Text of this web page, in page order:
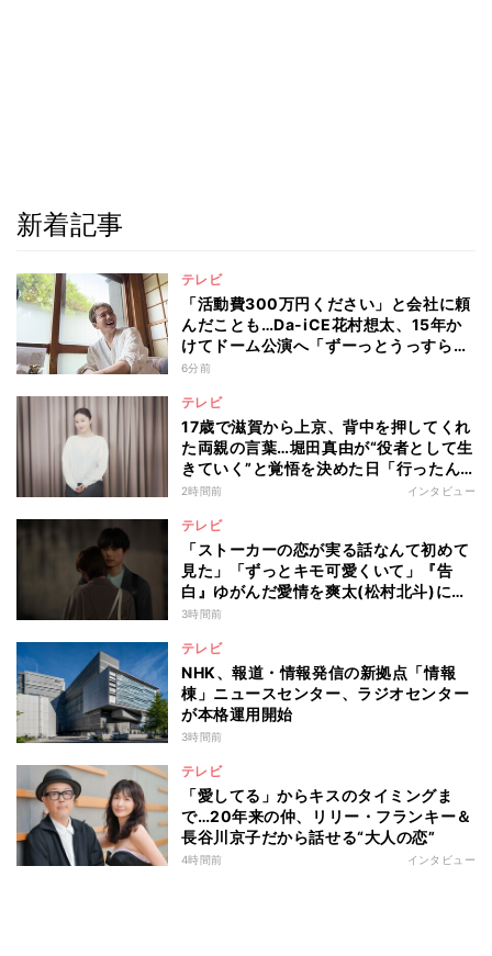
新着記事
テレビ
「活動費300万円ください」と会社に頼
んだことも…Da-iCE花村想太、15年か
けてドーム公演へ「ずーっとうっすらや
けど右肩上がり続けられていた」
6分前
テレビ
17歳で滋賀から上京、背中を押してくれ
た両親の言葉…堀田真由が“役者として生
きていく”と覚悟を決めた日「行ったん
やったら、もう帰られへんな」
2時間前 インタビュー
テレビ
「ストーカーの恋が実る話なんて初めて
見た」「ずっとキモ可愛くいて」『告
白』ゆがんだ愛情を爽太(松村北斗)に向
ける視聴者の声
3時間前
テレビ
NHK、報道・情報発信の新拠点「情報
棟」ニュースセンター、ラジオセンター
が本格運用開始
3時間前
テレビ
「愛してる」からキスのタイミングま
で…20年来の仲、リリー・フランキー＆
長谷川京子だから話せる“大人の恋”
4時間前 インタビュー